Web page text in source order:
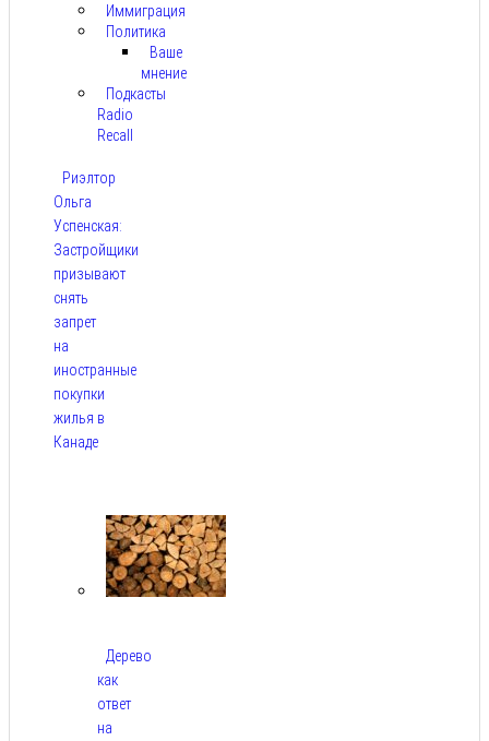
Иммиграция
Политика
Ваше
мнение
Подкасты
Radio
Recall
Риэлтор
Ольга
Успенская:
Застройщики
призывают
снять
запрет
на
иностранные
покупки
жилья в
Канаде
Дерево
как
ответ
на